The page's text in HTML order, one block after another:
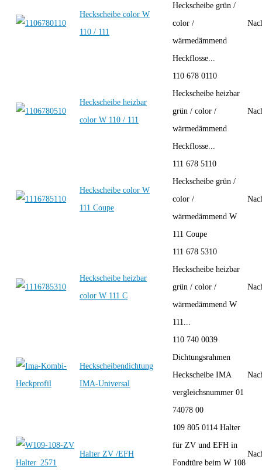
Heckscheibe color W
110 / 111
Heckscheibe grün /
color /
wärmedämmend
Heckflosse...
Heckscheibe heizbar
color W 110 / 111
110 678 0110
Heckscheibe heizbar
grün / color /
wärmedämmend
Heckflosse...
Heckscheibe color W
111 Coupe
111 678 5110
Heckscheibe grün /
color /
wärmedämmend W
111 Coupe
Heckscheibe heizbar
color W 111 C
111 678 5310
Heckscheibe heizbar
grün / color /
wärmedämmend W
111...
Heckscheibendichtung
IMA-Universal
110 740 0039
Dichtungsrahmen
Heckscheibe IMA
vergleichsnummer 01
74078 00
Halter ZV /EFH
109 805 0114 Halter
für ZV und EFH in
Fondtüre beim W 108